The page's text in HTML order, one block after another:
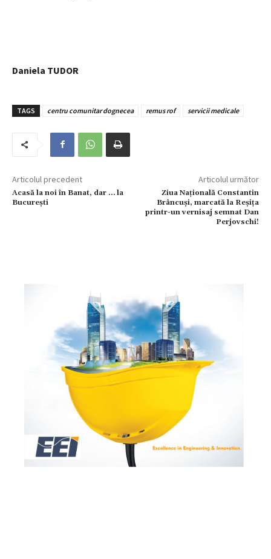
Daniela TUDOR
TAGS centru comunitar dognecea remus rof servicii medicale
Articolul precedent
Acasă la noi în Banat, dar … la
București
Articolul următor
Ziua Naţională Constantin
Brâncuşi, marcată la Reșița
printr-un vernisaj semnat Dan
Perjovschi!